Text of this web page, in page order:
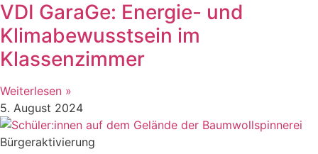
VDI GaraGe: Energie- und
Klimabewusstsein im
Klassenzimmer
Weiterlesen »
5. August 2024
Bürgeraktivierung